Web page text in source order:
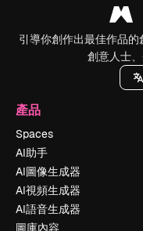
引導你創作出最佳作品
創意人士
產品
Spaces
AI助手
AI圖像生成器
AI視頻生成器
AI語音生成器
圖庫內容